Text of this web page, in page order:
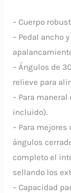
cantidad
– Cuerpo
– Pedal ancho
– Ángulos de
relieve para
– Para
incluido).
– Para
ángulos
completo el
sellando los
– Capacidad